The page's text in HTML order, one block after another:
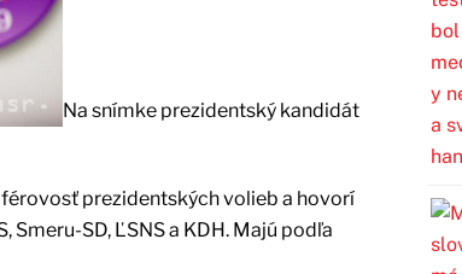
Na snímke prezidentský kandidát
férovosť prezidentských volieb a hovorí
SD, ĽSNS a KDH. Majú podľa